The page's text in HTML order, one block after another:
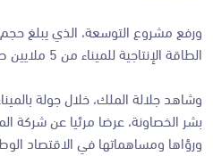
الطاقة الإنتاجية للميناء من 5 ملايين طن إلى 10 ملايين طن سنويا.
وشاهد جلالة الملك، خلال جولة
بشر الخصاونة، عرضا مرئيا عن شركة
ورؤاها ومساهماتها في الاقتصاد